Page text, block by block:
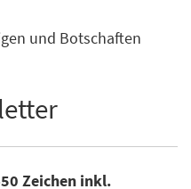
und Botschaften
Zeichen inkl.